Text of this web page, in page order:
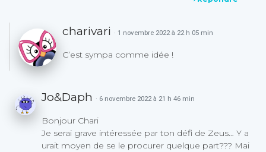
charivari · 1 novembre 2022 à 22 h 05 min
C’est sympa comme idée !
Jo&Daph · 6 novembre 2022 à 21 h 46 min
Bonjour Chari
Je serai grave intéressée par ton défi de Zeus… Y a
urait moyen de se le procurer quelque part??? Mai